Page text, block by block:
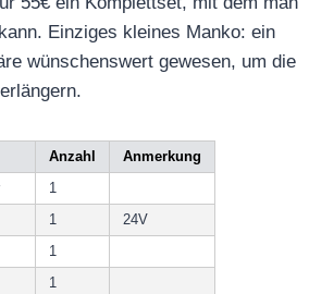
Einziges kleines Manko: ein
wünschenswert gewesen, um die
Anzahl
Anmerkung
1
1
24V
1
1